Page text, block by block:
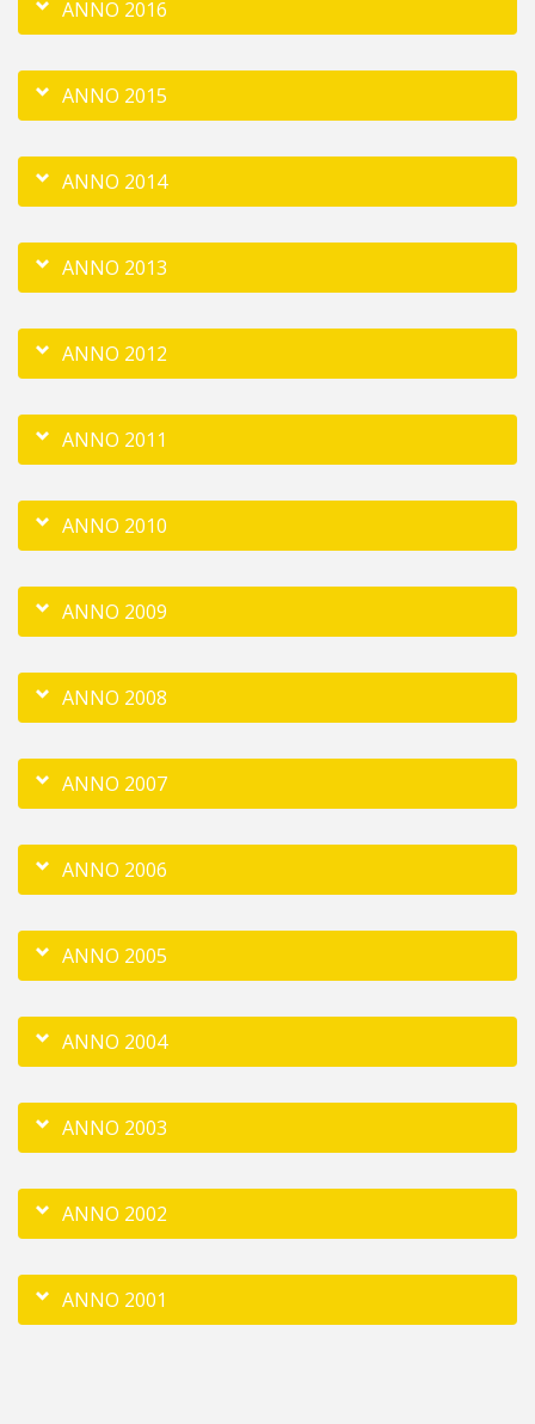
ANNO 2016
ANNO 2015
ANNO 2014
ANNO 2013
ANNO 2012
ANNO 2011
ANNO 2010
ANNO 2009
ANNO 2008
ANNO 2007
ANNO 2006
ANNO 2005
ANNO 2004
ANNO 2003
ANNO 2002
ANNO 2001